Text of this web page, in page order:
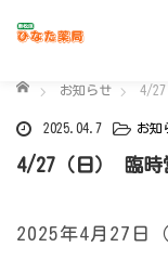
ホーム お知らせ 4/27
2025.04.7 お知
4/27（日） 臨時
2025年4月27日